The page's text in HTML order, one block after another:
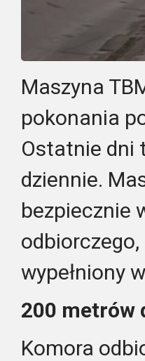
Maszyna
pokonania
Ostatnie dni
dziennie.
bezpiecznie
wypełniony
200 metrów
Komora